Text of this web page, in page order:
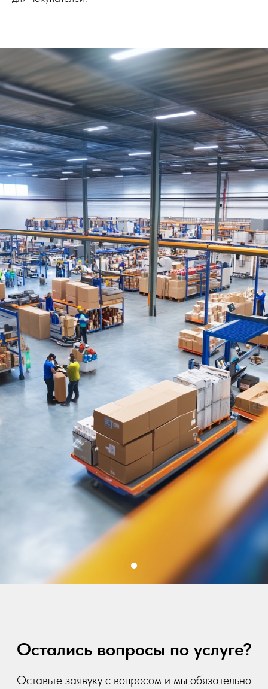
Остались вопросы по услуге?
Оставьте заявуку с вопросом и мы обязательно